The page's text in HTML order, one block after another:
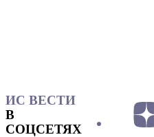
ИС ВЕСТИ
В
СОЦСЕТЯХ